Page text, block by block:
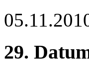
29.